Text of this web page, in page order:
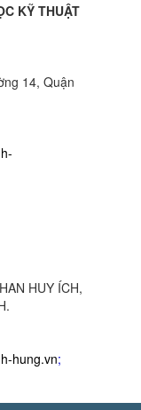
KỸ THUẬT
14, Quận
HUY ÍCH,
hung.vn;